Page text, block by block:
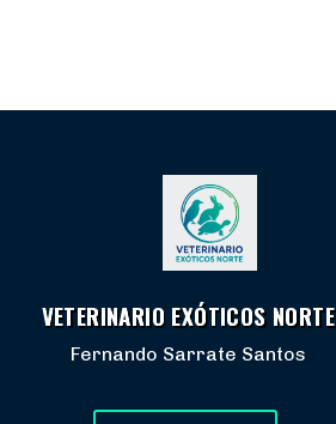
VETERINARIO EXÓTICOS NORTE
Fernando Sarrate Santos